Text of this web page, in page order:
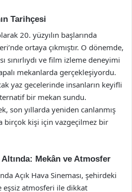
Tarihçesi
20. yüzyılın başlarında
ortaya çıkmıştır. O dönemde,
sınırlıydı ve film izleme deneyimi
mekanlarda gerçekleşiyordu.
yaz gecelerinde insanların keyifli
bir mekan sundu.
son yıllarda yeniden canlanmış
birçok kişi için vazgeçilmez bir
Altında: Mekân ve Atmosfer
Açık Hava Sineması, şehirdeki
eşsiz atmosferi ile dikkat